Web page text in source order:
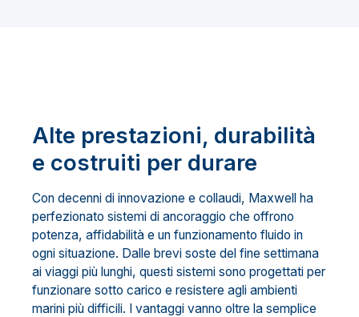
Alte prestazioni, durabilità
e costruiti per durare
Con decenni di innovazione e collaudi, Maxwell ha
perfezionato sistemi di ancoraggio che offrono
potenza, affidabilità e un funzionamento fluido in
ogni situazione. Dalle brevi soste del fine settimana
ai viaggi più lunghi, questi sistemi sono progettati per
funzionare sotto carico e resistere agli ambienti
marini più difficili. I vantaggi vanno oltre la semplice